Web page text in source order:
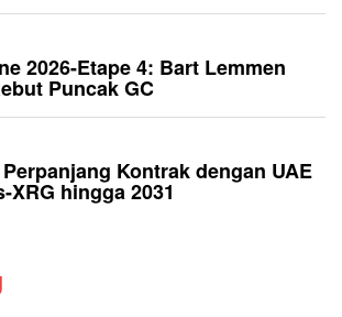
2026-Etape 4: Bart Lemmen
Puncak GC
Kontrak dengan UAE
XRG hingga 2031